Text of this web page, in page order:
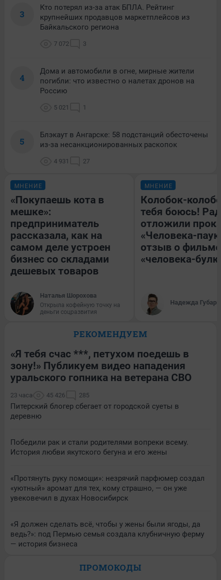
3
Кто потерял из-за атак БПЛА. Рейтинг
крупнейших продавцов маркетплейсов из
Байкальского региона
7 072 3
4
Дома и автомобили в огне, мирные жители
погибли: что известно о налетах дронов на
Россию
5 021 1
5
Блэкаут в Ангарске: 58 подстанций обесточены
из-за несанкционированных раскопок
4 931 27
МНЕНИЕ
«Покупаешь кота в
мешке»:
предприниматель
рассказала, как на
самом деле устроен
бизнес со складами
дешевых товаров
Наталья Шорохова
Открыла кофейную точку на
деньги соцразвития
МНЕНИЕ
Колобок-
тебя боюсь!
отложили
«Человека-
отзыв о
«человека-
Надежда Губарь
РЕКОМЕНДУЕМ
«Я тебя счас ***, петухом поедешь в
зону!» Публикуем видео нападения
уральского гопника на ветерана СВО
23 часа 45 426 285
Питерский блогер сбегает от городской суеты в
деревню
Победили рак и стали родителями вопреки всему.
История любви якутского бегуна и его жены
«Протянуть руку помощи»: незрячий парфюмер создал
«уютный» аромат для тех, кому страшно, — он уже
увековечил в духах Новосибирск
«Я должен сделать всё, чтобы у жены были ягоды, да
ведь?»: под Пермью семья создала клубничную ферму
— история бизнеса
ПРОМОКОДЫ